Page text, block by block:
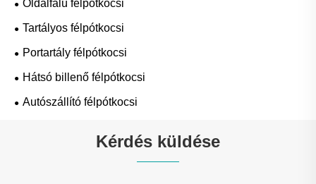
Oldalfalú félpótkocsi
Tartályos félpótkocsi
Portartály félpótkocsi
Hátsó billenő félpótkocsi
Autószállító félpótkocsi
Kérdés küldése